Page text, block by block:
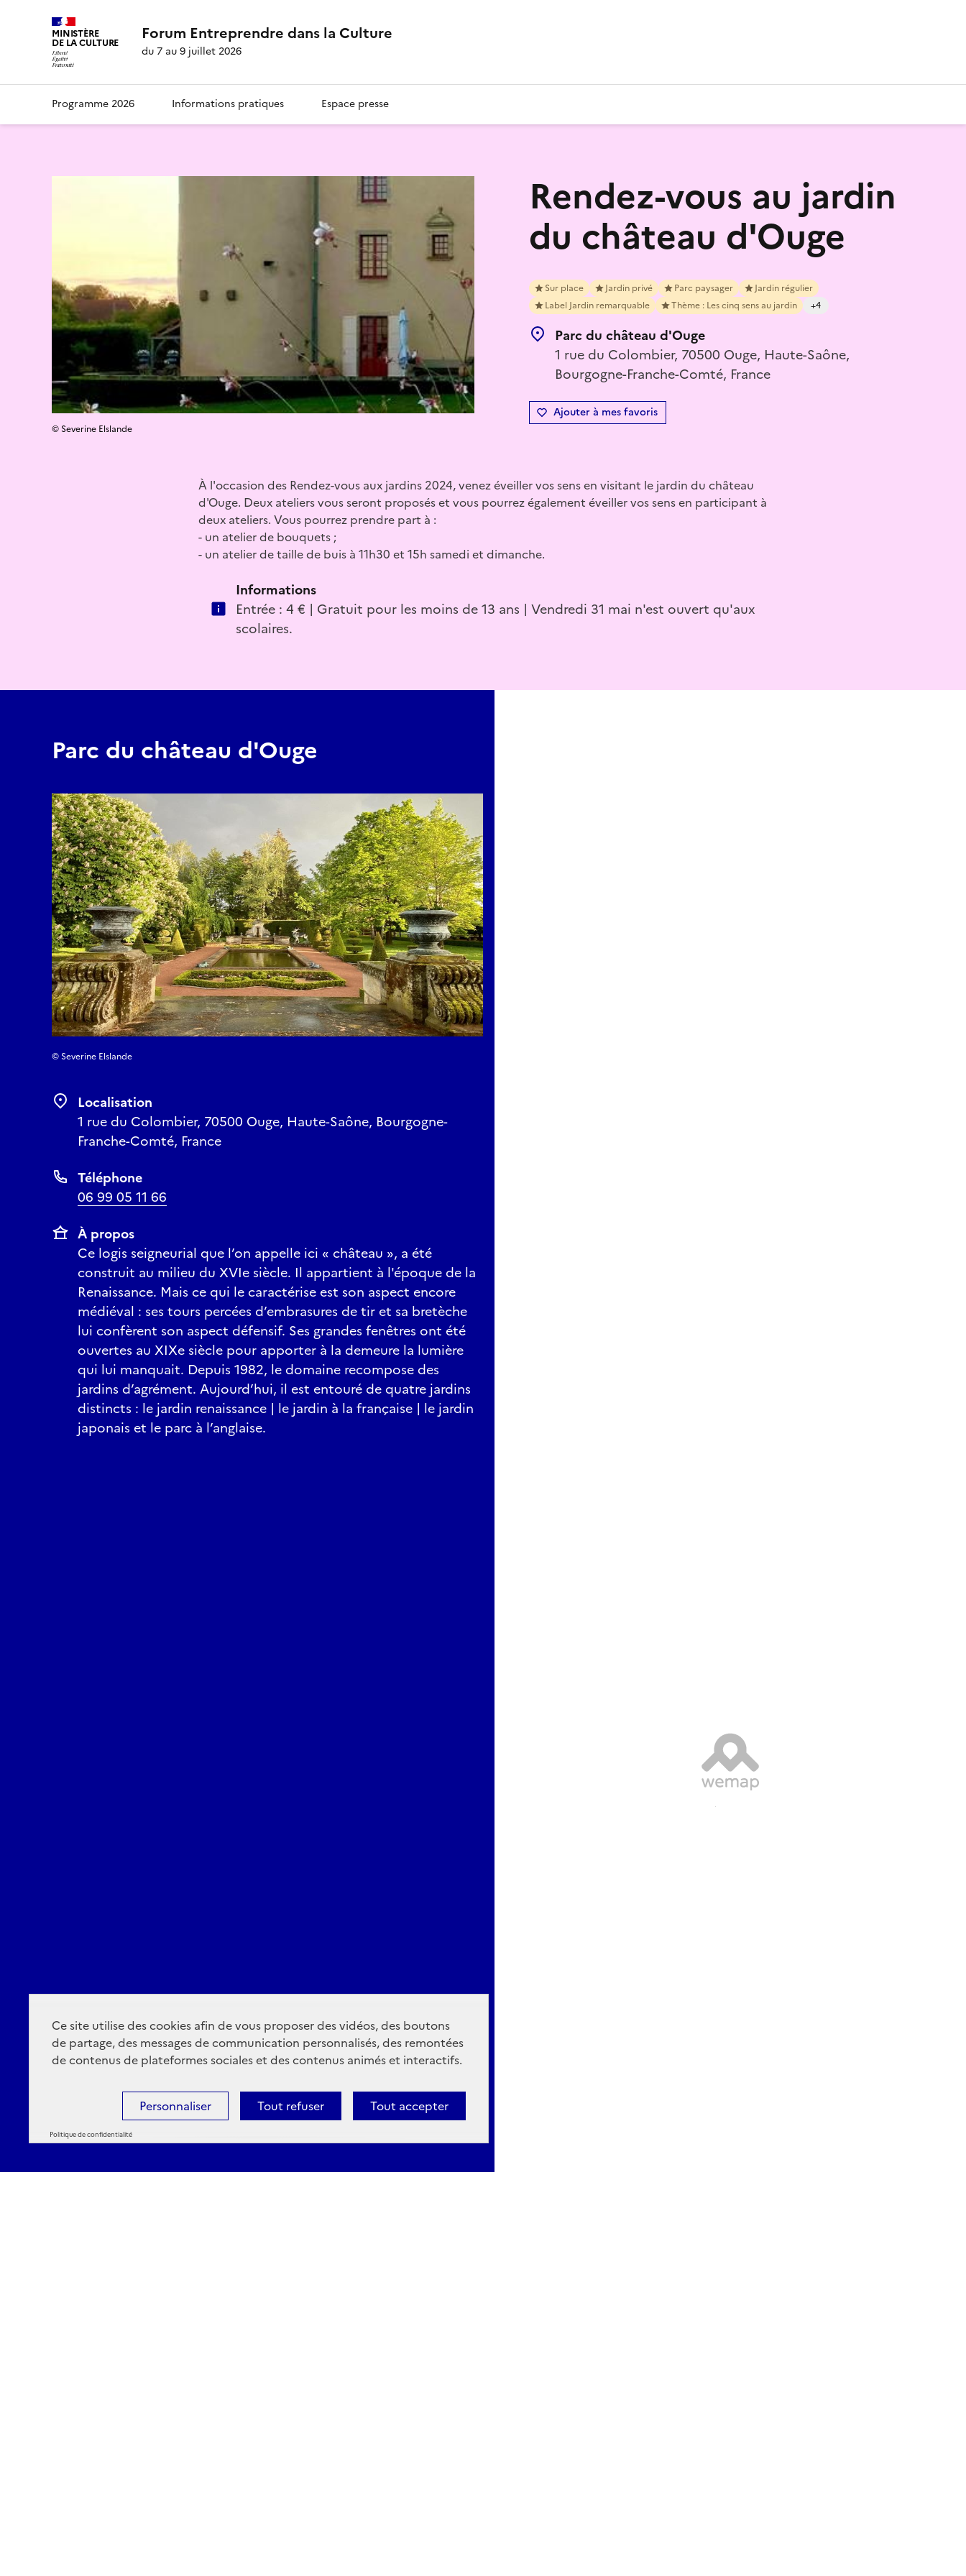
Ce site utilise des cookies afin de vous proposer des vidéos, des boutons
de partage, des messages de communication personnalisés, des remontées
de contenus de plateformes sociales et des contenus animés et interactifs.
Tout accepter
Tout refuser
Personnaliser
Politique de confidentialité
MINISTÈRE
DE LA CULTURE Forum Entreprendre dans la Culture
du 7 au 9 juillet 2026
Programme 2026 Informations pratiques Espace presse
Rendez-vous au jardin
du château d'Ouge
Sur place Jardin privé Parc paysager
Jardin régulier
Label Jardin remarquable
Thème : Les cinq sens au jardin +4
Parc du château d'Ouge
1 rue du Colombier, 70500 Ouge, Haute-Saône,
Bourgogne-Franche-Comté, France
Ajouter à mes favoris
© Severine Elslande
À l'occasion des Rendez-vous aux jardins 2024, venez éveiller vos sens en visitant le jardin du château
d'Ouge. Deux ateliers vous seront proposés et vous pourrez également éveiller vos sens en participant à
deux ateliers. Vous pourrez prendre part à :
- un atelier de bouquets ;
- un atelier de taille de buis à 11h30 et 15h samedi et dimanche.
Informations
Entrée : 4 € | Gratuit pour les moins de 13 ans | Vendredi 31 mai n'est ouvert qu'aux
scolaires.
Parc du château d'Ouge
© Severine Elslande
Localisation
1 rue du Colombier, 70500 Ouge, Haute-Saône, Bourgogne-
Franche-Comté, France
Téléphone
06 99 05 11 66
À propos
Ce logis seigneurial que l’on appelle ici « château », a été
construit au milieu du XVIe siècle. Il appartient à l'époque de la
Renaissance. Mais ce qui le caractérise est son aspect encore
médiéval : ses tours percées d’embrasures de tir et sa bretèche
lui confèrent son aspect défensif. Ses grandes fenêtres ont été
ouvertes au XIXe siècle pour apporter à la demeure la lumière
qui lui manquait. Depuis 1982, le domaine recompose des
jardins d’agrément. Aujourd’hui, il est entouré de quatre jardins
distincts : le jardin renaissance | le jardin à la française | le jardin
japonais et le parc à l’anglaise.